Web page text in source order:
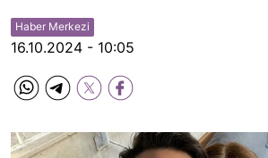
Haber Merkezi
16.10.2024 - 10:05